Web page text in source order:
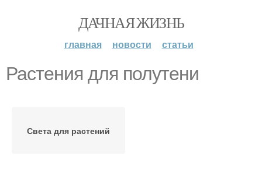
ДАЧНАЯ ЖИЗНЬ
главная новости статьи
Растения для полутени
Света для растений